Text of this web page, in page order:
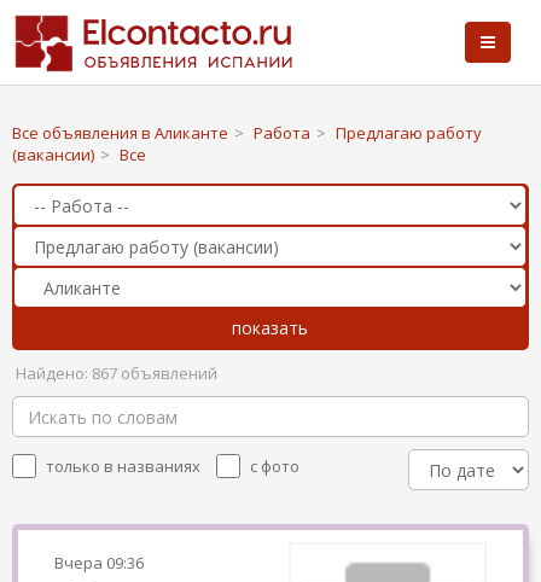
Все объявления в Аликанте > Работа > Предлагаю работу
(вакансии) > Все
Найдено: 867 объявлений
только в названиях с фото
Вчера 09:36